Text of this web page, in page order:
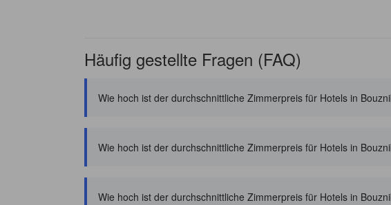
Häufig gestellte Fragen (FAQ)
Wie hoch ist der durchschnittliche Zimmerpreis für Hotels in
Wie hoch ist der durchschnittliche Zimmerpreis für Hotels in
Wie hoch ist der durchschnittliche Zimmerpreis für Hotels in